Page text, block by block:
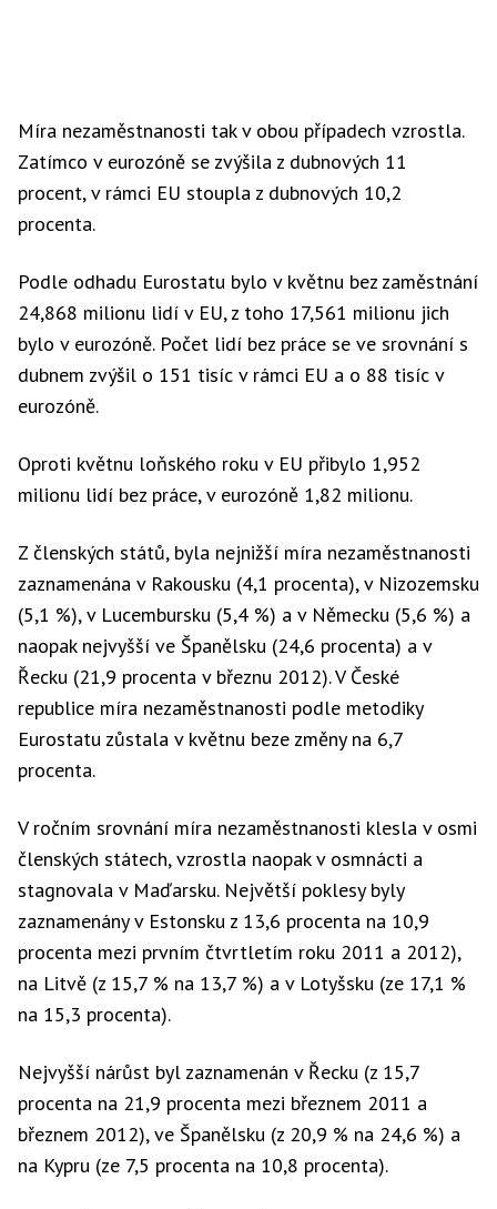
Míra nezaměstnanosti tak v obou případech vzrostla.
Zatímco v eurozóně se zvýšila z dubnových 11
procent, v rámci EU stoupla z dubnových 10,2
procenta.
Podle odhadu Eurostatu bylo v květnu bez zaměstnání
24,868 milionu lidí v EU, z toho 17,561 milionu jich
bylo v eurozóně. Počet lidí bez práce se ve srovnání s
dubnem zvýšil o 151 tisíc v rámci EU a o 88 tisíc v
eurozóně.
Oproti květnu loňského roku v EU přibylo 1,952
milionu lidí bez práce, v eurozóně 1,82 milionu.
Z členských států, byla nejnižší míra nezaměstnanosti
zaznamenána v Rakousku (4,1 procenta), v Nizozemsku
(5,1 %), v Lucembursku (5,4 %) a v Německu (5,6 %) a
naopak nejvyšší ve Španělsku (24,6 procenta) a v
Řecku (21,9 procenta v březnu 2012). V České
republice míra nezaměstnanosti podle metodiky
Eurostatu zůstala v květnu beze změny na 6,7
procenta.
V ročním srovnání míra nezaměstnanosti klesla v osmi
členských státech, vzrostla naopak v osmnácti a
stagnovala v Maďarsku. Největší poklesy byly
zaznamenány v Estonsku z 13,6 procenta na 10,9
procenta mezi prvním čtvrtletím roku 2011 a 2012),
na Litvě (z 15,7 % na 13,7 %) a v Lotyšsku (ze 17,1 %
na 15,3 procenta).
Nejvyšší nárůst byl zaznamenán v Řecku (z 15,7
procenta na 21,9 procenta mezi březnem 2011 a
březnem 2012), ve Španělsku (z 20,9 % na 24,6 %) a
na Kypru (ze 7,5 procenta na 10,8 procenta).